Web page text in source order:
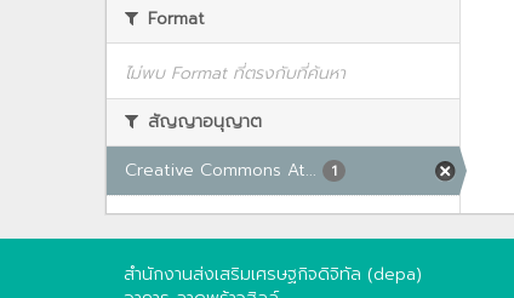
Format
ไม่พบ Format ที่ตรงกับที่ค้นหา
สัญญาอนุญาต
Creative Commons At...
1
สำนักงานส่งเสริมเศรษฐกิจดิจิทัล (depa)